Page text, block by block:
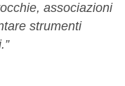
associazioni
strumenti